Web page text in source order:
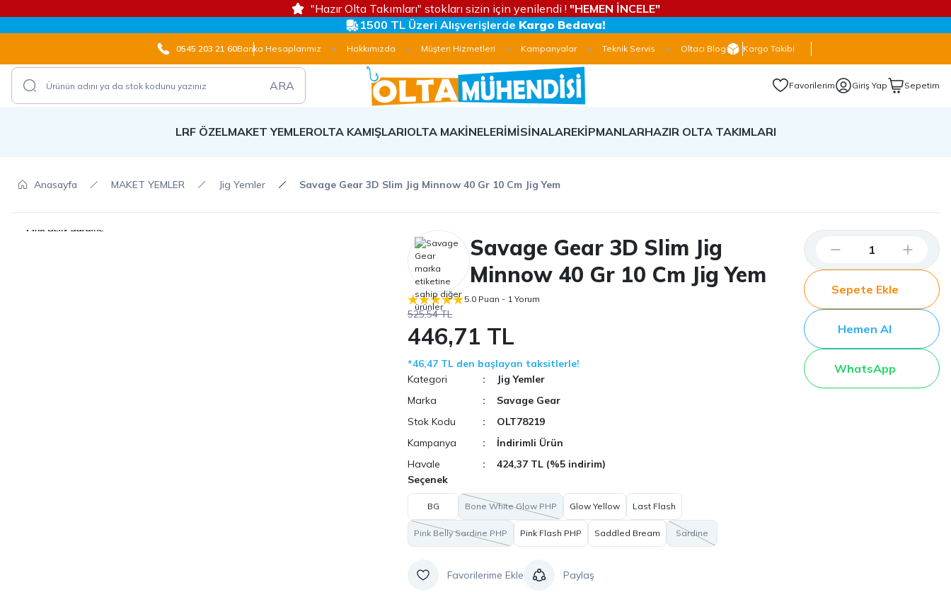
"Hazır Olta Takımları" stokları sizin için yenilendi ! "HEMEN İNCELE"
1500 TL Üzeri Alışverişlerde Kargo Bedava!
0545 203 21 60Banka Hesaplarımız Hakkımızda Müşteri Hizmetleri Kampanyalar Teknik Servis Oltacı Blog Kargo Takibi
ARA Favorilerim Giriş Yap Sepetim
LRF ÖZELMAKET YEMLEROLTA KAMIŞLARIOLTA MAKİNELERİMİSİNALAREKİPMANLARHAZIR OLTA TAKIMLARI
Anasayfa MAKET YEMLER Jig Yemler Savage Gear 3D Slim Jig Minnow 40 Gr 10 Cm Jig Yem
Savage Gear 3D Slim Jig
Minnow 40 Gr 10 Cm Jig Yem
5.0 Puan - 1 Yorum
525,54 TL
446,71 TL
*46,47 TL den başlayan taksitlerle!
Kategori
Jig Yemler
Marka
Savage Gear
Stok Kodu
OLT78219
Kampanya
İndirimli Ürün
Havale
424,37 TL (%5 indirim)
Seçenek
BG Bone White Glow PHP Glow Yellow Last Flash
Pink Belly Sardine PHP Pink Flash PHP Saddled Bream Sardine
Paylaş
Sepete Ekle
Hemen Al
WhatsApp